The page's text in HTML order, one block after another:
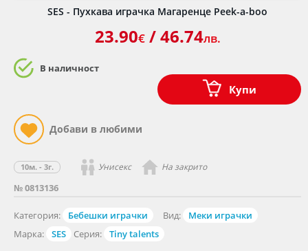
SES - Пухкава играчка Магаренце Peek-a-boo
№ 0813136
Категория: Бебешки играчки Вид:
Меки играчки
Марка:
SES Серия: Tiny talents
10м. - 3г. Унисекс На закрито
23.90€/ 46.74лв.
В наличност
Купи